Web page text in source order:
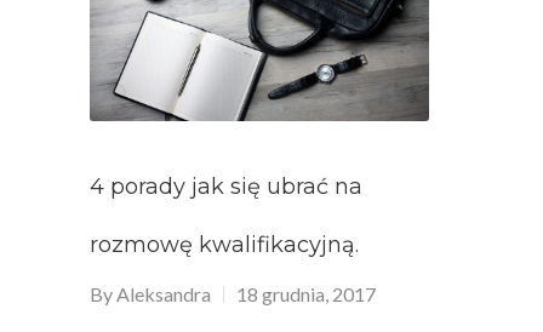
4 porady jak się ubrać na
rozmowę kwalifikacyjną.
ByAleksandra 18 grudnia, 2017